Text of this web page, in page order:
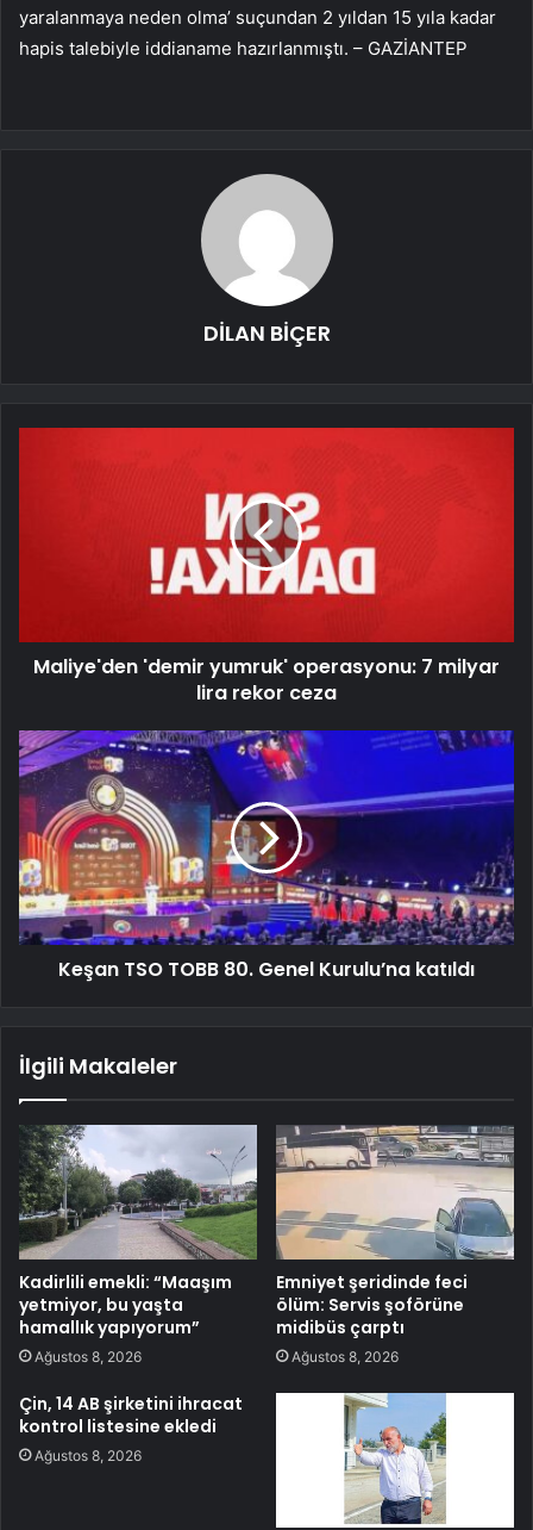
yaralanmaya neden olma’ suçundan 2 yıldan 15 yıla kadar
hapis talebiyle iddianame hazırlanmıştı. – GAZİANTEP
DİLAN BİÇER
Maliye'den 'demir yumruk' operasyonu: 7 milyar
lira rekor ceza
Keşan TSO TOBB 80. Genel Kurulu’na katıldı
İlgili Makaleler
Kadirlili emekli: “Maaşım
yetmiyor, bu yaşta
hamallık yapıyorum”
Ağustos 8, 2026
Emniyet şeridinde feci
ölüm: Servis şoförüne
midibüs çarptı
Ağustos 8, 2026
Çin, 14 AB şirketini ihracat
kontrol listesine ekledi
Ağustos 8, 2026